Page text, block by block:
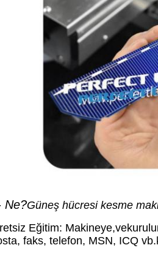
Ne?Güneş hücresi kesme
Eğitim: Makineye,ve
faks, telefon, MSN, ICQ